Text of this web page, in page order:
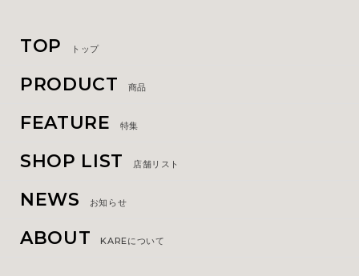
TOP トップ
PRODUCT 商品
FEATURE 特集
SHOP LIST 店舗リスト
NEWS お知らせ
ABOUT KAREについて